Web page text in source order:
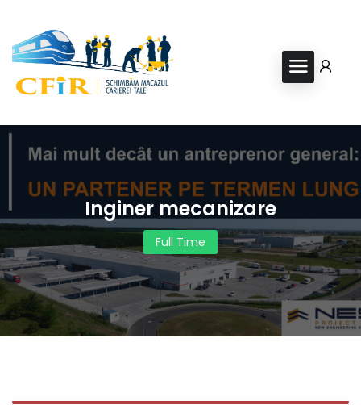
Inginer mecanizare
Full Time